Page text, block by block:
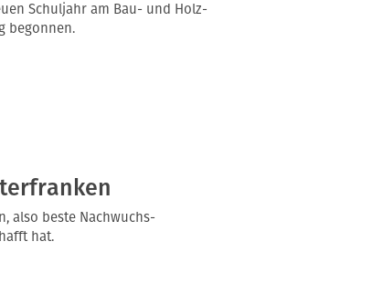
Schuljahr am Bau- und Holz-
begonnen.
also beste Nachwuchs-
hat.